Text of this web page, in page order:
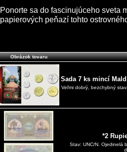
Ponorte sa do fascinujúceho sveta
papierových peňazí tohto
Obrázok tovaru
Sada 7 ks mincí
Veľmi dobrý, bezchybný
*2
Stav: UNC/N. Ojedinelá